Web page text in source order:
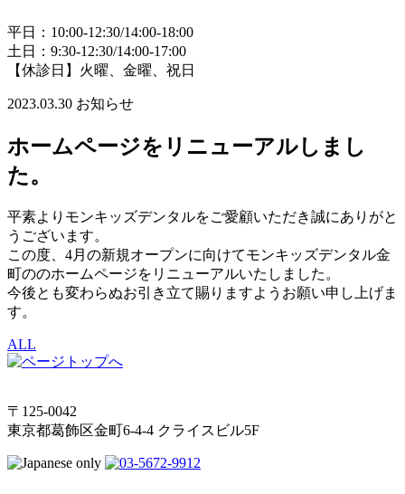
平日：10:00-12:30/14:00-18:00
土日：9:30-12:30/14:00-17:00
【休診日】火曜、金曜、祝日
2023.03.30 お知らせ
ホームページをリニューアルしまし
た。
平素よりモンキッズデンタルをご愛顧いただき誠にありがと
うございます。
この度、4月の新規オープンに向けてモンキッズデンタル金
町ののホームページをリニューアルいたしました。
今後とも変わらぬお引き立て賜りますようお願い申し上げま
す。
ALL
〒125-0042
東京都葛飾区金町6-4-4 クライスビル5F